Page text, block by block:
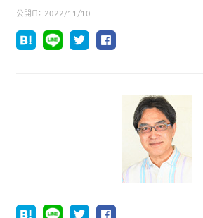
公開日： 2022/11/10